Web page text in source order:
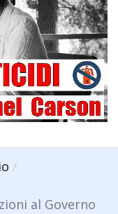
al Governo